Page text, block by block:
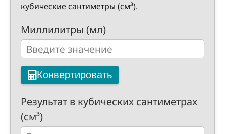
кубические сантиметры (см³).
Миллилитры (мл)
Конвертировать
Результат в кубических сантиметрах
(см³)